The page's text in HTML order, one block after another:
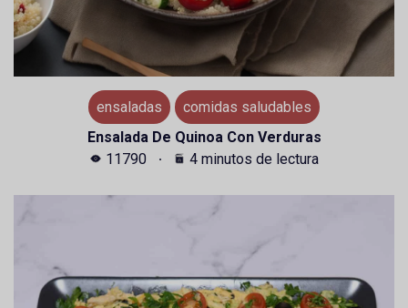
ensaladas
comidas saludables
Ensalada De Quinoa Con Verduras
11790
4 minutos de lectura